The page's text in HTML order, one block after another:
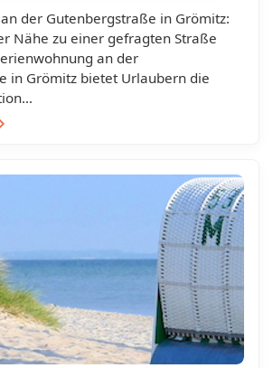
der Gutenbergstraße in Grömitz:
Nähe zu einer gefragten Straße
an der
in Grömitz bietet Urlaubern die